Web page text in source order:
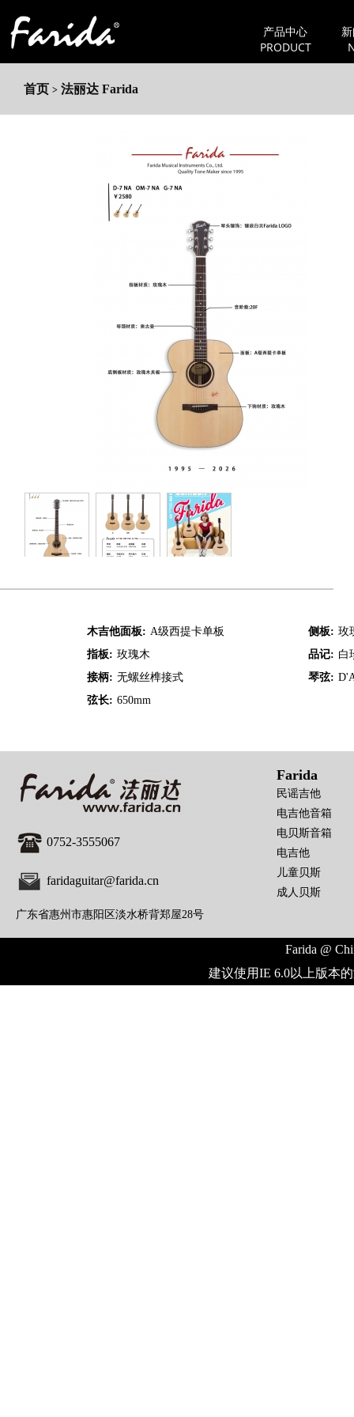
产品中心
PRODUCT
首页 > 法丽达 Farida
木吉他面板: A级西提卡单板 侧板: 玫
指板: 玫瑰木 品记: 白
接柄: 无螺丝榫接式 琴弦:
弦长: 650mm
0752-3555067
faridaguitar@farida.cn
广东省惠州市惠阳区淡水桥背郑屋28号
Farida
民谣吉他
电吉他音箱
电贝斯音箱
电吉他
儿童贝斯
成人贝斯
Farida @
建议使用IE 6.0以上版本